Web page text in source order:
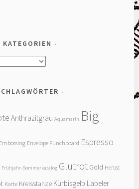
KATEGORIEN
Anthrazitgrau Aquamarin Big
Embossing Envelope Punchboard Espresso
Frühjahr-Sommerkatalog Glutrot Gold Herbst
Karte Kreisstanze Kürbisgelb Labeler